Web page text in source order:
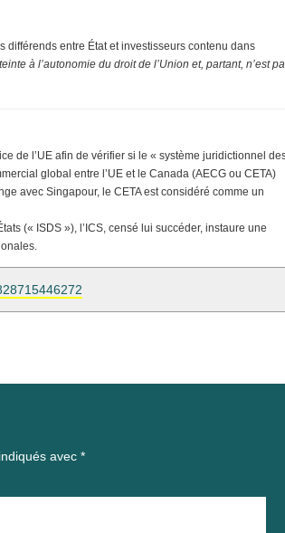
différends entre État et investisseurs contenu dans
à l’autonomie du droit de l’Union et, partant, n’est
de l’UE afin de vérifier si le « système juridictionnel
global entre l’UE et le Canada (AECG ou CETA)
avec Singapour, le CETA est considéré comme un
(« ISDS »), l’ICS, censé lui succéder, instaure une
avec *